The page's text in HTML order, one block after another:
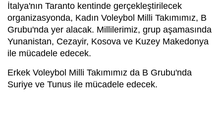
İtalya'nın Taranto kentinde gerçekleştirilecek
organizasyonda, Kadın Voleybol Milli Takımımız, B
Grubu'nda yer alacak. Millilerimiz, grup aşamasında
Yunanistan, Cezayir, Kosova ve Kuzey Makedonya
ile mücadele edecek.
Erkek Voleybol Milli Takımımız da B Grubu'nda
Suriye ve Tunus ile mücadele edecek.